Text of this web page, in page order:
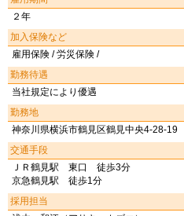
２年
加入保険など
雇用保険 / 労災保険 /
勤務待遇
当社規定により優遇
勤務地
神奈川県横浜市鶴見区鶴見中央4-28-
交通手段
ＪＲ鶴見駅 東口 徒歩3分
京急鶴見駅 徒歩1分
採用担当